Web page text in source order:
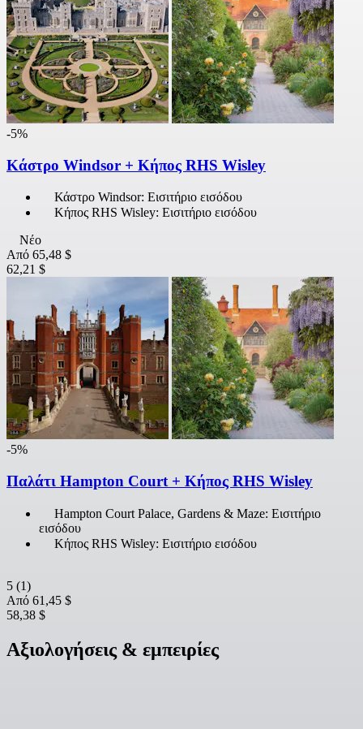
-5%
Κάστρο Windsor + Κήπος RHS Wisley
Κάστρο Windsor: Εισιτήριο εισόδου
Κήπος RHS Wisley: Εισιτήριο εισόδου
Νέο
Από 65,48 $
62,21 $
-5%
Παλάτι Hampton Court + Κήπος RHS Wisley
Hampton Court Palace, Gardens & Maze: Εισιτήριο
εισόδου
Κήπος RHS Wisley: Εισιτήριο εισόδου
5 (1)
Από 61,45 $
58,38 $
Αξιολογήσεις & εμπειρίες